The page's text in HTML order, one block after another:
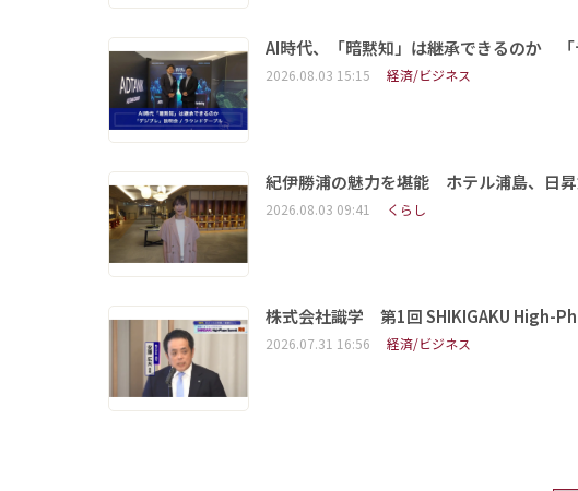
AI時代、「暗黙知」は継承できるのか
2026.08.03 15:15 経済/ビジネス
紀伊勝浦の魅力を堪能 ホテル浦島、日
2026.08.03 09:41 くらし
株式会社識学 第1回 SHIKIGAKU High-
2026.07.31 16:56 経済/ビジネス